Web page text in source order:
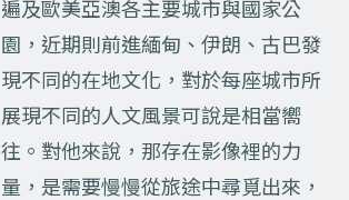
遍及歐美亞澳各主要城市與國家公
園，近期則前進緬甸、伊朗、古巴發
現不同的在地文化，對於每座城市所
展現不同的人文風景可說是相當嚮
往。對他來說，那存在影像裡的力
量，是需要慢慢從旅途中尋覓出來，